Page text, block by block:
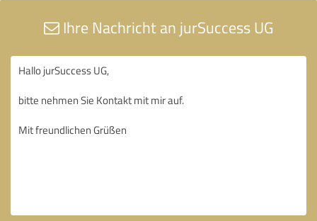
Ihre Nachricht an jurSuccess UG